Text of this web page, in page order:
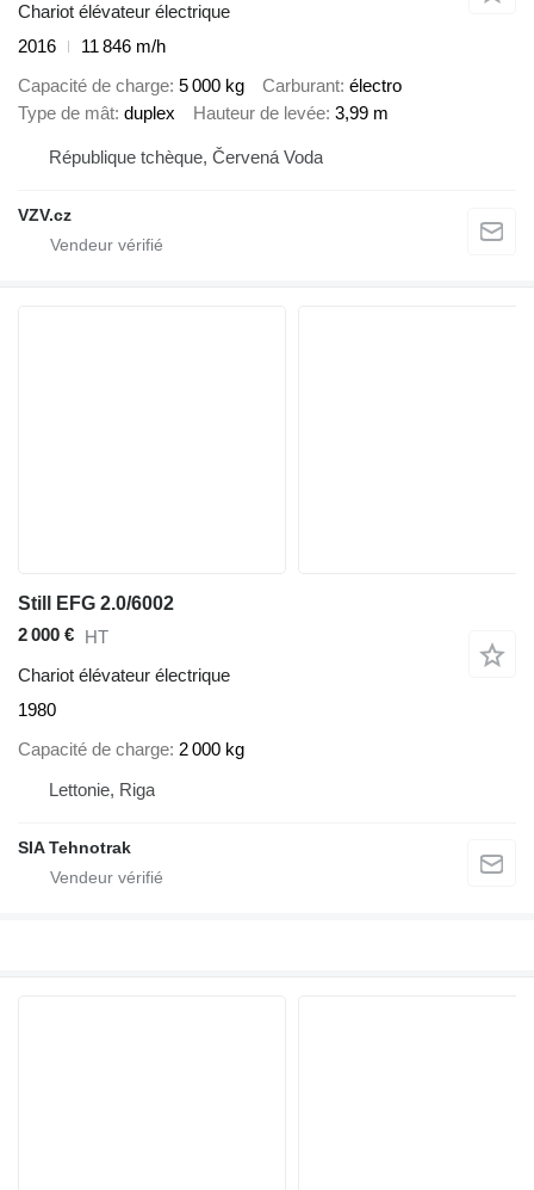
Chariot élévateur électrique
2016
11 846 m/h
Capacité de charge 5 000 kg Carburant électro
Type de mât duplex Hauteur de levée 3,99 m
République tchèque, Červená Voda
VZV.cz
Still EFG 2.0/6002
2 000 € HT
Chariot élévateur électrique
1980
Capacité de charge 2 000 kg
Lettonie, Riga
SIA Tehnotrak